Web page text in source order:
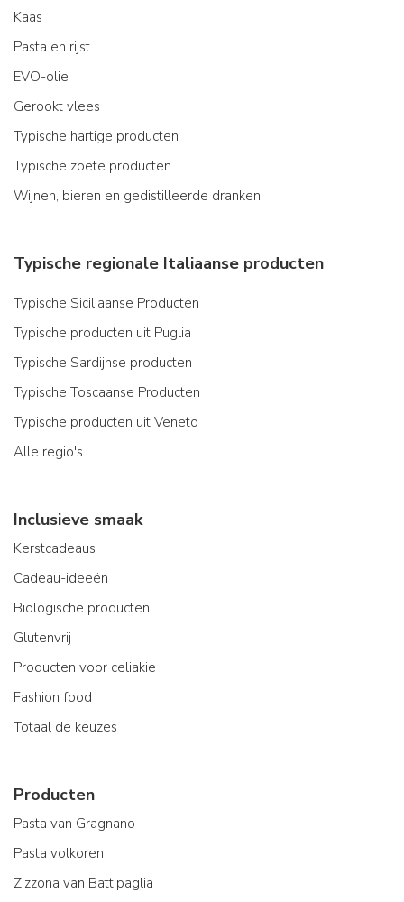
Kaas
Pasta en rijst
EVO-olie
Gerookt vlees
Typische hartige producten
Typische zoete producten
Wijnen, bieren en gedistilleerde dranken
Typische regionale Italiaanse producten
Typische Siciliaanse Producten
Typische producten uit Puglia
Typische Sardijnse producten
Typische Toscaanse Producten
Typische producten uit Veneto
Alle regio's
Inclusieve smaak
Kerstcadeaus
Cadeau-ideeën
Biologische producten
Glutenvrij
Producten voor celiakie
Fashion food
Totaal de keuzes
Producten
Pasta van Gragnano
Pasta volkoren
Zizzona van Battipaglia